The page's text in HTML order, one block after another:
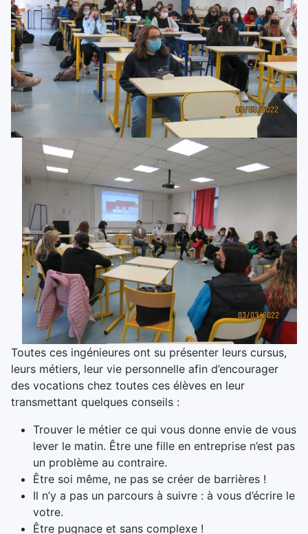
Toutes ces ingénieures ont su présenter leurs cursus,
leurs métiers, leur vie personnelle afin d’encourager
des vocations chez toutes ces élèves en leur
transmettant quelques conseils :
Trouver le métier ce qui vous donne envie de vous
lever le matin. Être une fille en entreprise n’est pas
un problème au contraire.
Être soi même, ne pas se créer de barrières !
Il n’y a pas un parcours à suivre : à vous d’écrire le
votre.
Être pugnace et sans complexe !